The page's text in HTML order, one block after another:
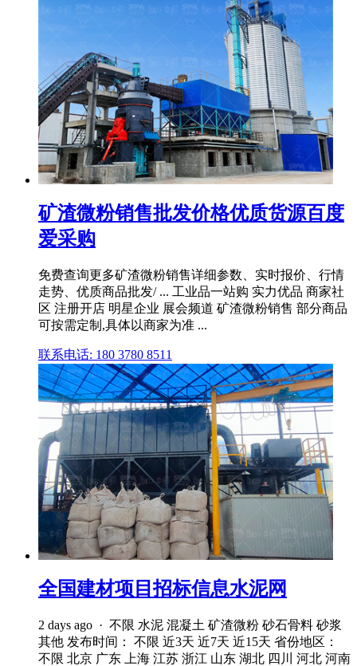
矿渣微粉销售批发价格优质货源百度
爱采购
免费查询更多矿渣微粉销售详细参数、实时报价、行情
走势、优质商品批发/ ... 工业品一站购 实力优品 商家社
区 注册开店 明星企业 展会频道 矿渣微粉销售 部分商品
可按需定制,具体以商家为准 ...
联系电话: 180 3780 8511
全国建材项目招标信息水泥网
2 days ago · 不限 水泥 混凝土 矿渣微粉 砂石骨料 砂浆
其他 发布时间： 不限 近3天 近7天 近15天 省份地区：
不限 北京 广东 上海 江苏 浙江 山东 湖北 四川 河北 河南